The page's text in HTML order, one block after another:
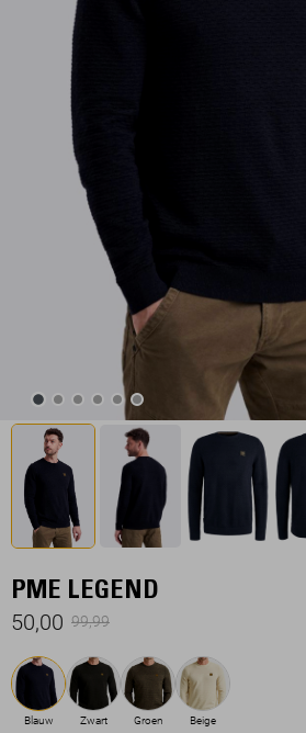
PME LEGEND
50,00 99,99
Blauw Zwart Groen Beige